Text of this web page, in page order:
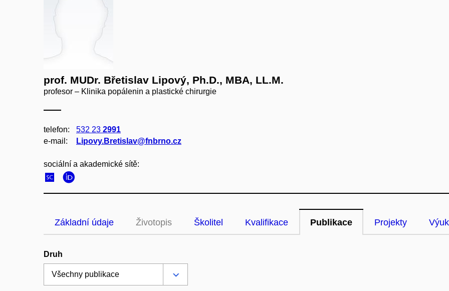
prof. MUDr. Břetislav Lipový, Ph.D., MBA, LL.M.
profesor – Klinika popálenin a plastické chirurgie
telefon: 532 23 2991
e‑mail:
Lipovy.Bretislav@fnbrno.cz
sociální a akademické sítě:
Základní údaje Životopis Školitel Kvalifikace Publikace Projekty
Druh